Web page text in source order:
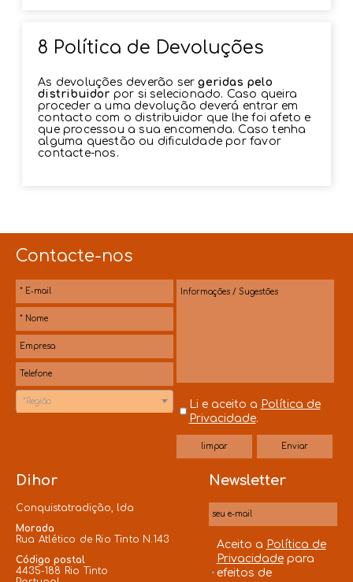
8 Política de Devoluções
As devoluções deverão sergeridas pelo
distribuidor por si selecionado. Caso queira
proceder a uma devolução deverá entrar em
contacto com o distribuidor que lhe foi afeto e
que processou a sua encomenda. Caso tenha
alguma questão ou dificuldade por favor
contacte-nos.
Contacte-nos
*Região Li e aceito a Política de
Privacidade.
Dihor
Conquistatradição, lda
Morada
Rua Atlético de Rio Tinto N.143
Código postal
4435-188 Rio Tinto
Newsletter
Aceito a Política de
Privacidadepara
efeitos de